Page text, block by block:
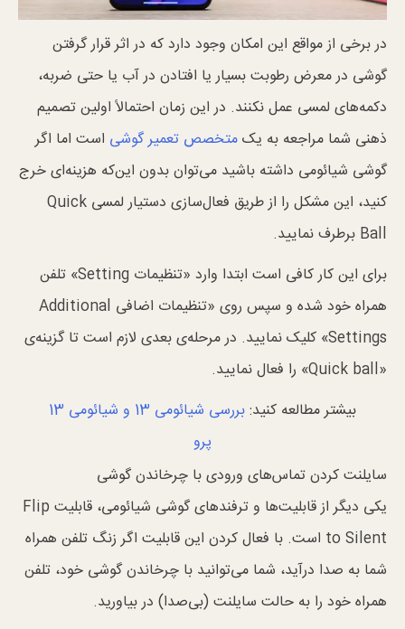
در برخی از مواقع این امکان وجود دارد که در اثر قرار گرفتن
گوشی در معرض رطوبت بسیار یا افتادن در آب یا حتی ضربه،
دکمه‌های لمسی عمل نکنند. در این زمان احتمالاً اولین تصمیم
ذهنی شما مراجعه به یکمتخصص تعمیر گوشی است اما اگر
گوشی شیائومی داشته باشید می‌توان بدون این‌که هزینه‌ای خرج
کنید، این مشکل را از طریق فعال‌سازی دستیار لمسی Quick
Ball برطرف نمایید.
برای این کار کافی است ابتدا وارد «تنظیمات Setting» تلفن
همراه خود شده و سپس روی «تنظیمات اضافی Additional
Settings» کلیک نمایید. در مرحله‌ی بعدی لازم است تا گزینه‌ی
«Quick ball» را فعال نمایید.
بیشتر مطالعه کنید:
بررسی شیائومی 13 و شیائومی 13
پرو
سایلنت کردن تماس‌های ورودی با چرخاندن گوشی
یکی دیگر از قابلیت‌ها و ترفند‌های گوشی شیائومی، قابلیت Flip
to Silent است. با فعال کردن این قابلیت اگر زنگ تلفن همراه
شما به صدا درآید، شما می‌توانید با چرخاندن گوشی خود، تلفن
همراه خود را به حالت سایلنت (بی‌صدا) در بیاورید.